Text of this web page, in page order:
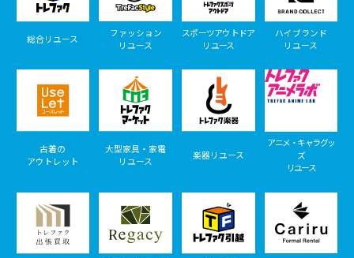
総合リユース
ファッション
リユース
スポーツアウトドア
リユース
ハイブランド
リユース
古着の
アウトレット
大型家具・家電
リユース
楽器リユース
アニメ・キャラグッ
ズ
リユース